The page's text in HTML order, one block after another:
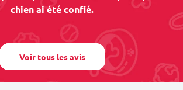
chien ai été confié.
Voir tous les avis